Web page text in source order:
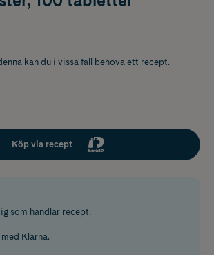
kan du i vissa fall behöva ett recept.
Köp via recept
som handlar recept.
Klarna.